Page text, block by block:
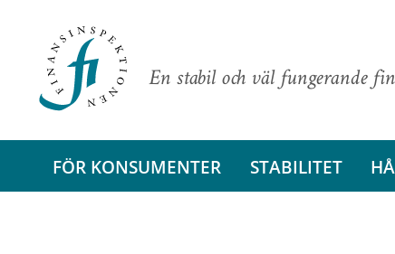
En stabil och väl fungerande
FÖR KONSUMENTER STABILITET